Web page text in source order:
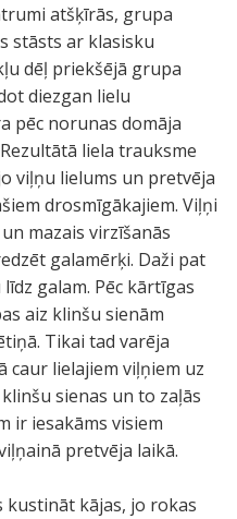
atšķīrās, grupa
stāsts ar klasisku
dēļ priekšējā grupa
diezgan lielu
pēc norunas domāja
liela trauksme
viļņu lielums un pretvēja
drosmīgākajiem. Viļņi
mazais virzīšanās
galamērķi. Daži pat
galam. Pēc kārtīgas
aiz klinšu sienām
Tikai tad varēja
caur lielajiem viļņiem uz
sienas un to zaļās
ir iesakāms visiem
pretvēja laikā.
kustināt kājas, jo rokas